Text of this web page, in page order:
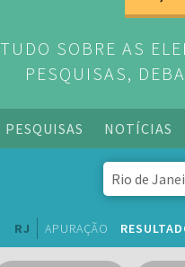
TUDO SOBRE AS
PESQUISAS,
PESQUISAS NOTÍCIAS
RJ APURAÇÃO